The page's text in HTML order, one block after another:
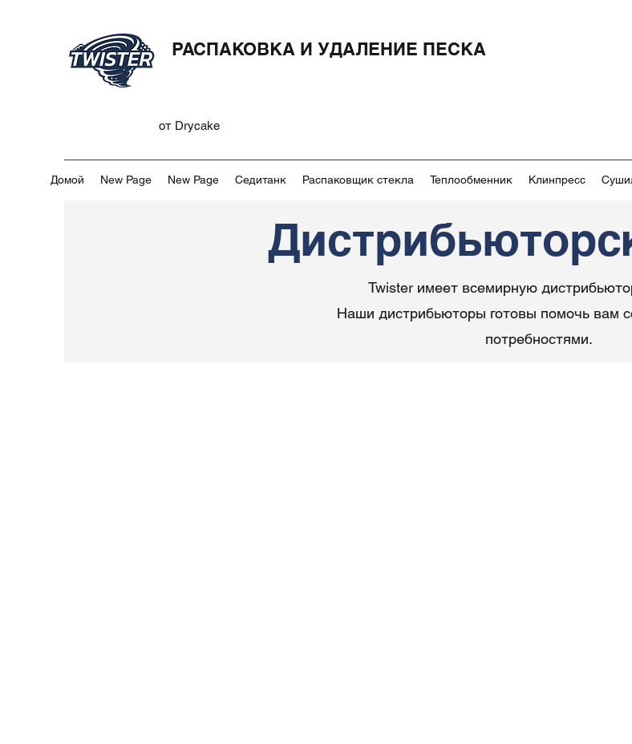
РАСПАКОВКА И УДАЛЕНИЕ ПЕСКА
от Drycake
Домой New Page New Page Седитанк Распаковщик стекла Теплообменник Клинпресс
Twister имеет всемирную
Наши дистрибьюторы готовы помочь вам
потребностями.